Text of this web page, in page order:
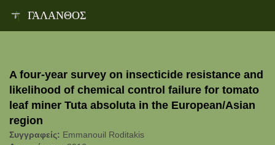
ΓΑΛΑΝΘΟΣ
A four-year survey on insecticide resistance and
likelihood of chemical control failure for tomato
leaf miner Tuta absoluta in the European/Asian
region
Συγγραφείς: Emmanouil Roditakis